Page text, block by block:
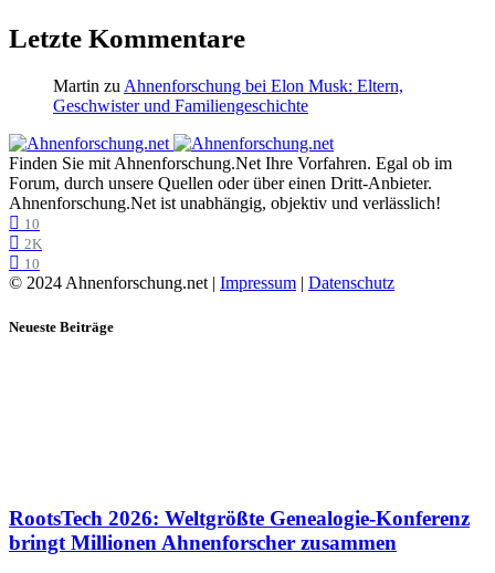
Letzte Kommentare
Martin zu Ahnenforschung bei Elon Musk: Eltern,
Geschwister und Familiengeschichte
Finden Sie mit Ahnenforschung.Net Ihre Vorfahren. Egal ob im
Forum, durch unsere Quellen oder über einen Dritt-Anbieter.
Ahnenforschung.Net ist unabhängig, objektiv und verlässlich!
10
2K
10
© 2024 Ahnenforschung.net | Impressum | Datenschutz
Neueste Beiträge
RootsTech 2026: Weltgrößte Genealogie-Konferenz
bringt Millionen Ahnenforscher zusammen